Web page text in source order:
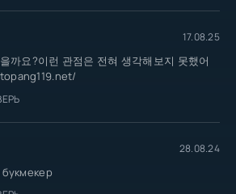
17.08.25
까요?이런 관점은 전혀 생각해보지 못했어
28.08.24